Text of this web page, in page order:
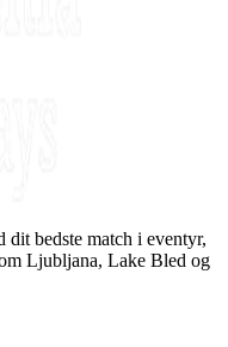
bedste match i eventyr,
Ljubljana, Lake Bled og